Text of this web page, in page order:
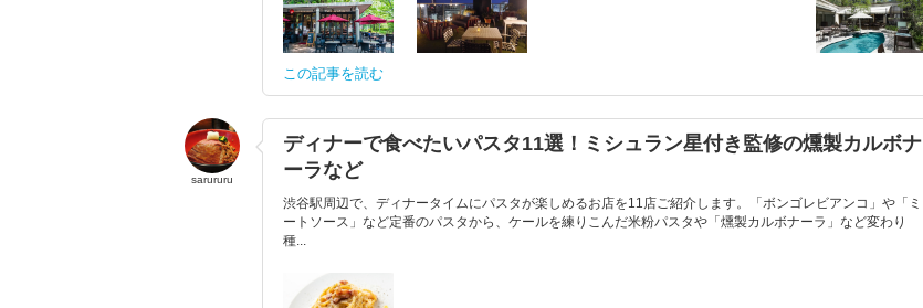
この記事を読む
sarururu
ディナーで食べたいパスタ11選！ミシュラン星付き監修の燻製カルボナ
ーラなど
渋谷駅周辺で、ディナータイムにパスタが楽しめるお店を11店ご紹介します。「ボンゴレビアンコ」や「ミ
ートソース」など定番のパスタから、ケールを練りこんだ米粉パスタや「燻製カルボナーラ」など変わり
種...